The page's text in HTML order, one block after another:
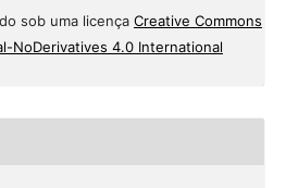
sob uma licença Creative Commons
NoDerivatives 4.0 International